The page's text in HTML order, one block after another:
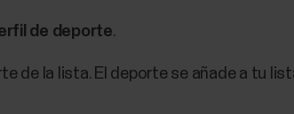
de deporte.
de la lista. El deporte se añade a tu